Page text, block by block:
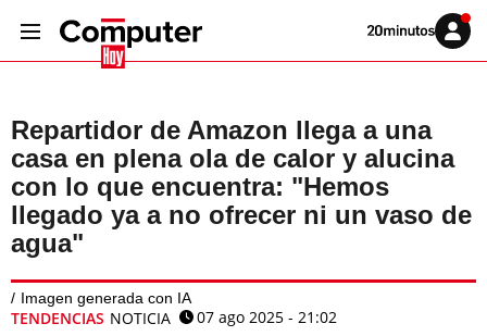
Volver
Iniciar
sesión
Repartidor de Amazon llega a una
casa en plena ola de calor y alucina
con lo que encuentra: "Hemos
llegado ya a no ofrecer ni un vaso de
agua"
Imagen generada con IA
TENDENCIAS NOTICIA
07 ago 2025 - 21:02